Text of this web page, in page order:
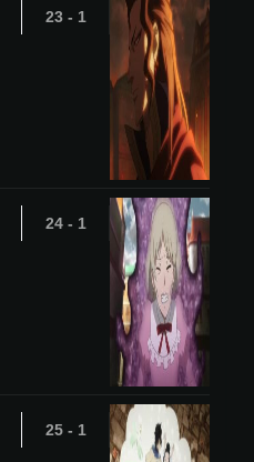
1 - 23
1 - 24
1 - 25